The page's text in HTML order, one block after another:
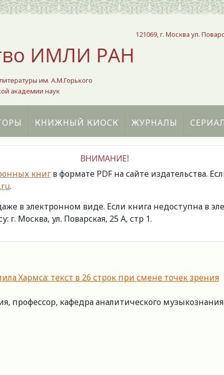
ИМЛИ РАН
им. А.М.Горького
академии наук
121069, г. Москва ул.
КНИЖНЫЙ КИОСК ЖУРНАЛЫ
ВНИМАНИЕ!
книг в формате PDF на сайте издательства.
.
в электронном виде. Если книга недоступна в
г. Москва, ул. Поварская, 25 А, стр 1.
Хармса: текст в 26 строк при смене точек зрения
профессор, кафедра аналитического